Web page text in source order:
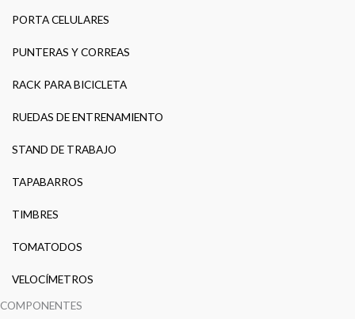
PORTA CELULARES
PUNTERAS Y CORREAS
RACK PARA BICICLETA
RUEDAS DE ENTRENAMIENTO
STAND DE TRABAJO
TAPABARROS
TIMBRES
TOMATODOS
VELOCÍMETROS
COMPONENTES